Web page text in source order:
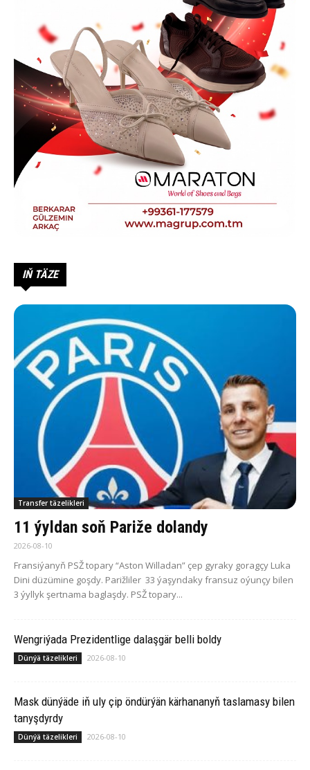
IŇ TÄZE
Transfer täzelikleri
11 ýyldan soň Pariže dolandy
2026-08-10
Fransiýanyň PSŽ topary “Aston Willadan” çep gyraky goragçy Luka
Dini düzümine goşdy. Parižliler 33 ýaşyndaky fransuz oýunçy bilen
3 ýyllyk şertnama baglaşdy. PSŽ topary...
Wengriýada Prezidentlige dalaşgär belli boldy
Dünýä täzelikleri 2026-08-10
Mask dünýäde iň uly çip öndürýän kärhananyň taslamasy bilen
tanyşdyrdy
Dünýä täzelikleri 2026-08-10